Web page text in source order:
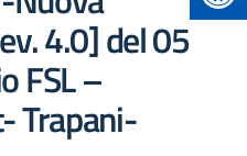
4.0] del 05
FSL –
Trapani-